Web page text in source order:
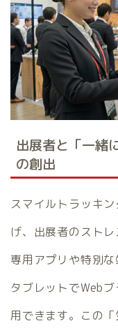
出展者と「一緒
の創出
スマイルトラッキ
げ、出展者のストレ
専用アプリや特別
タブレットでWeb
用できます。この